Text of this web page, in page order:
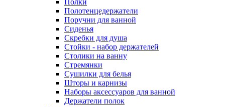
Сиденья
Скребки для душа
Стойки - набор держателей
Столики на ванну
Стремянки
Сушилки для белья
Шторы и карнизы
Наборы аксессуаров для ванной
Держатели полок
Генераторы
Назад
Генераторы